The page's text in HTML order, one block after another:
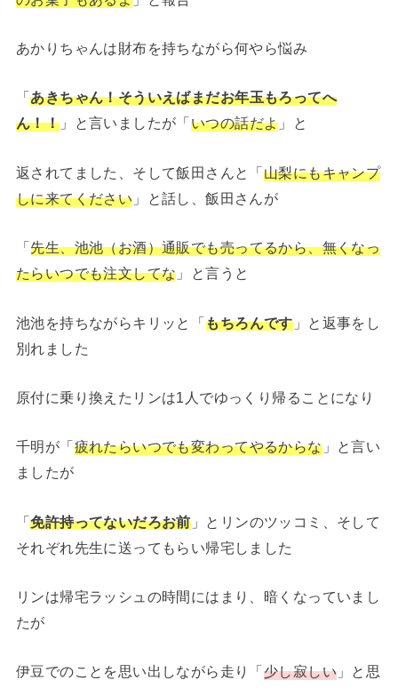
あかりちゃんは財布を持ちながら何やら悩み
「あきちゃん！そういえばまだお年玉もろってへ
ん！！ 」と言いましたが「 いつの話だよ 」と
返されてました、そして飯田さんと「山梨にもキャンプ
しに来てください 」と話し、飯田さんが
「先生、池池（お酒）通販でも売ってるから、無くなっ
たらいつでも注文してな 」と言うと
池池を持ちながらキリッと「もちろんです」と返事をし
別れました
原付に乗り換えたリンは1人でゆっくり帰ることになり
千明が「疲れたらいつでも変わってやるからな」と言い
ましたが
「免許持ってないだろお前」とリンのツッコミ、そして
それぞれ先生に送ってもらい帰宅しました
リンは帰宅ラッシュの時間にはまり、暗くなっていまし
たが
伊豆でのことを思い出しながら走り「 少し寂しい」と思